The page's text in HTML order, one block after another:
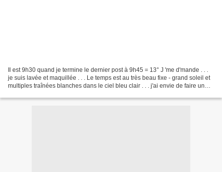
Il est 9h30 quand je termine le dernier post à 9h45 = 13° J 'me d'mande . . .
je suis lavée et maquillée . . . Le temps est au très beau fixe - grand soleil et
multiples traînées blanches dans le ciel bleu clair . . . j'ai envie de faire un